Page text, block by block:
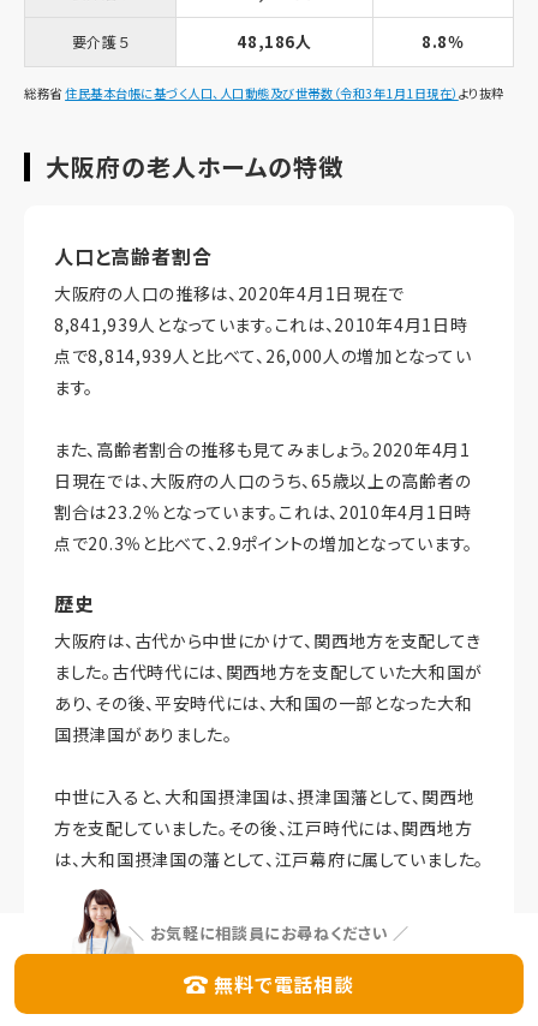
要介護５ 48,186人 8.8％
総務省住民基本台帳に基づく人口、人口動態及び世帯数（令和3年1月1日現在） より抜粋
大阪府の老人ホームの特徴
人口と高齢者割合
大阪府の人口の推移は、2020年4月1日現在で
8,841,939人となっています。これは、2010年4月1日時
点で8,814,939人と比べて、26,000人の増加となってい
ます。
また、高齢者割合の推移も見てみましょう。2020年4月1
日現在では、大阪府の人口のうち、65歳以上の高齢者の
割合は23.2％となっています。これは、2010年4月1日時
点で20.3％と比べて、2.9ポイントの増加となっています。
歴史
大阪府は、古代から中世にかけて、関西地方を支配してき
ました。古代時代には、関西地方を支配していた大和国が
あり、その後、平安時代には、大和国の一部となった大和
国摂津国がありました。
中世に入ると、大和国摂津国は、摂津国藩として、関西地
方を支配していました。その後、江戸時代には、関西地方
は、大和国摂津国の藩として、江戸幕府に属していました。
明治維新後、大阪府は、1868年に設置され、関西地方を
支配していました。その後、大正時代から昭和時代にかけ
て、大阪府は、関西地方を支配してきました。
＼ お気軽に相談員にお尋ねください ／
無料で電話相談